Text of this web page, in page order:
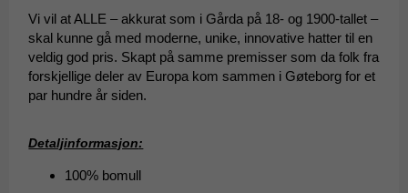
Vi vil at ALLE – akkurat som i Gårda på 18- og 1900-tallet –
skal kunne gå med moderne, unike, innovative hatter til en
veldig god pris. Skapt på samme premisser som da folk fra
forskjellige deler av Europa kom sammen i Gøteborg for et
par hundre år siden.
Detaljinformasjon:
100% bomull